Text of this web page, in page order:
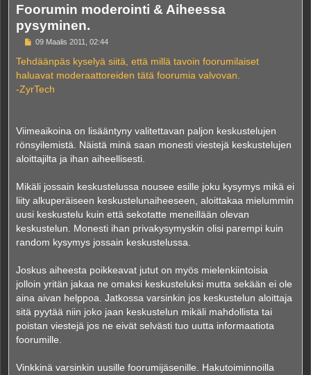
Foorumin moderointi & Aiheessa
pysyminen.
V
e
t
i
09 Maalis 2011, 02:44
Tehdäänpäs kyselyä siitä, että millä tavoin foorumilaiset
haluavat moderaattoreiden tätä foorumia valvovan.
-ZyrTech
Viimeaikoina on lisääntyny valitettavan paljon keskustelujen
rönsyilemistä. Näistä minä saan monesti viestejä keskustelujen
aloittajilta ja ihan aiheellisesti.
Mikäli jossain keskustelussa nousee esille joku kysymys mikä ei
liity alkuperäiseen keskustelunaiheeseen, aloittakaa mielummin
uusi keskustelu kuin että sekotatte meneillään olevan
keskustelun. Monesti ihan privakysymyskin olisi parempi kuin
random kysymys jossain keskustelussa.
Joskus aiheesta poikkeavat jutut on myös mielenkiintoisia
jolloin yritän jakaa ne omaksi keskusteluksi mutta sekään ei ole
aina aivan helppoa. Jatkossa varsinkin jos keskustelun aloittaja
sitä pyytää niin joko jaan keskustelun mikäli mahdollista tai
poistan viestejä jos ne eivät selvästi tuo uutta informaatiota
foorumille.
Vinkkinä varsinkin uusille foorumijäsenille. Hakutoiminnoilla